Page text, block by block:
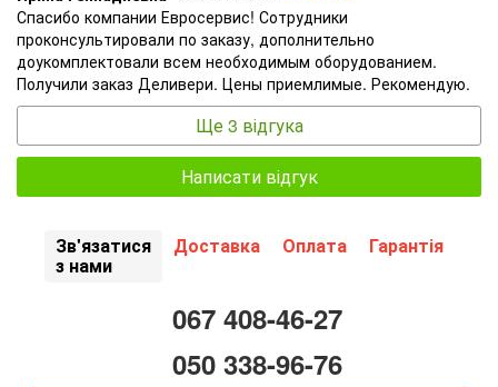
Спасибо компании Евросервис! Сотрудники
проконсультировали по заказу, дополнительно
доукомплектовали всем необходимым оборудованием.
Получили заказ Деливери. Цены приемлимые. Рекомендую.
Ще 3 відгука
Написати відгук
Зв'язатися
з нами
Доставка Оплата Гарантія
067 408-46-27
050 338-96-76